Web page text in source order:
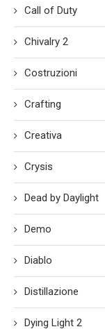
Call of Duty
Chivalry 2
Costruzioni
Crafting
Creativa
Crysis
Dead by Daylight
Demo
Diablo
Distillazione
Dying Light 2